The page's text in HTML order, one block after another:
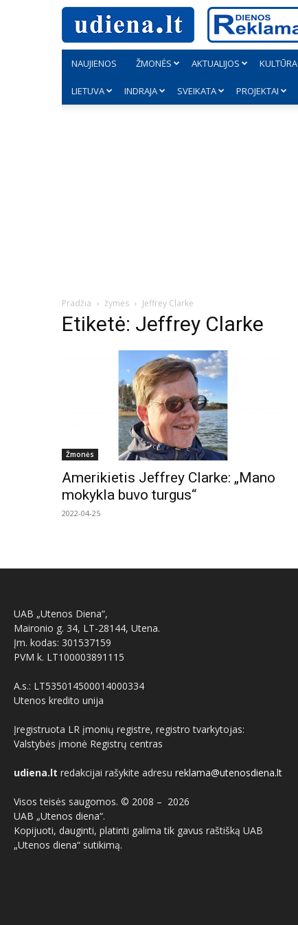
NAUJIENOS ŽMONĖS AKTUALIJOS KULTŪRA
LIETUVA INDRAJA SVEIKATA PROJEKTAI
Pradžia žymės Jeffrey Clarke
Etiketė: Jeffrey Clarke
Žmonės
Amerikietis Jeffrey Clarke: „Mano
mokykla buvo turgus“
2022-04-25
UAB „Utenos Diena“,
Maironio g. 34, LT-28144, Utena.
Įm. kodas: 301537159
PVM k. LT100003891115
A.s.: LT535014500014000334
Utenos kredito unija
Įregistruota LR įmonių registre, registro tvarkytojas:
Valstybės įmonė Registrų centras
udiena.lt redakcijai rašykite adresu reklama@utenosdiena.lt
Visos teisės saugomos. © 2008 – 2026
UAB „Utenos diena“.
Kopijuoti, dauginti, platinti galima tik gavus raštišką UAB
„Utenos diena“ sutikimą.